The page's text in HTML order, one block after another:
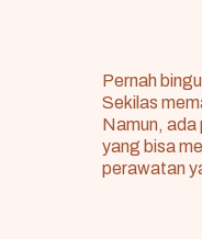
Pernah
Sekilas
Namun, ada
yang bisa
perawatan